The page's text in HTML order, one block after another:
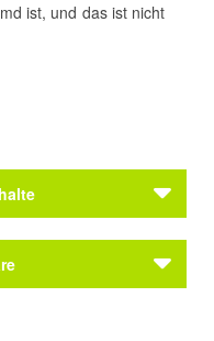
ist, und das ist nicht